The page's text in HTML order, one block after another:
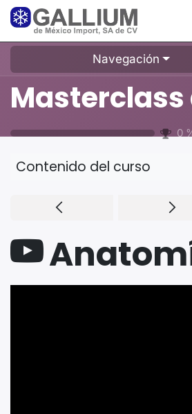
Navegación
0
Contenido del curso